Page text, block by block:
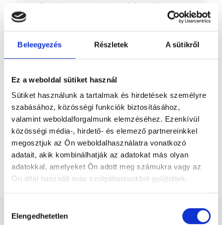
Beleegyezés Részletek A sütikről
Ez a weboldal sütiket használ
Sütiket használunk a tartalmak és hirdetések személyre
szabásához, közösségi funkciók biztosításához,
valamint weboldalforgalmunk elemzéséhez. Ezenkívül
közösségi média-, hirdető- és elemező partnereinkkel
megosztjuk az Ön weboldalhasználatra vonatkozó
adatait, akik kombinálhatják az adatokat más olyan
adatokkal, amelyeket Ön adott meg számukra vagy az
Ön által használt más szolgáltatásokból gyűjtöttek.
szabályzat:https://foglaljorvost.hu/info/foglaljorvost-
kiválasztása
Elengedhetetlen
elkötelezetten segítem pácienseimet az
egészségesebb, kiegyensúlyozottabb
felépülésben. Tanulmányaimat...
Előző* Szakorvos jelölt (rezidens): általános orvosi oklevéllel rendelkező
orvos, aki jogszabályok szerinti szakorvosi szakképesítés
felelősséggel tartozik és azt közvetlenül felügyeli az egészségügyi
szakorvosjelölt önállóan láthat el feladatokat. A foglaljorvost.hu
felelősségét kizárja esetleges névazonosságért bármely szakorvos
Főoldal Dietetikus
Teljeskörű Dietetikai csomag